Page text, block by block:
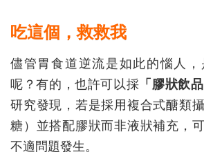
吃這個，救救我
儘管胃食道逆流是如此的惱人
呢？有的，也許可以採 「膠狀飲品
研究發現，若是採用複合式醣類
糖）並搭配膠狀而非液狀補充，
不適問題發生。